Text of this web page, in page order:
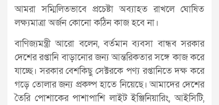
আমরা সম্মিলিতভাবে প্রচেষ্টা অব্যাহত রাখলে ঘোষিত
লক্ষ্যমাত্রা অর্জন কোনো কঠিন কাজ হবে না।
বাণিজ্যমন্ত্রী আরো বলেন, বর্তমান ব্যবসা বান্ধব সরকার
দেশের রপ্তানি বাড়ানোর জন্য আন্তরিকতার সঙ্গে কাজ করে
যাচ্ছে। সরকার বেশকিছু সেক্টরকে পণ্য রপ্তানিতে দক্ষ করে
গড়ে তোলার জন্য প্রকল্প হাতে নিয়েছে। আমাদের দেশের
তৈরি পোশাকের পাশাপাশি লাইট ইঞ্জিনিয়ারিং, আইসিটি,